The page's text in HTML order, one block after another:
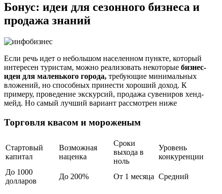
Бонус: идеи для сезонного бизнеса и
продажа знаний
Если речь идет о небольшом населенном пункте, который
интересен туристам, можно реализовать некоторые бизнес-
идеи для маленького города, требующие минимальных
вложений, но способных принести хороший доход. К
примеру, проведение экскурсий, продажа сувениров хенд-
мейд. Но самый лучший вариант рассмотрен ниже
Торговля квасом и мороженым
Стартовый
капитал
Возможная
наценка
Сроки
выхода в
ноль
Уровень
конкуренции
До 1000
долларов
До 200% От 1 месяца Средний